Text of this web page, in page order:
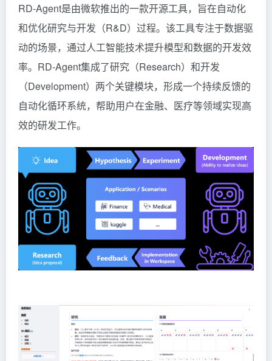
RD-Agent是由微软推出的一款开源工具，旨在自动化
和优化研究与开发（R&D）过程。该工具专注于数据驱
动的场景，通过人工智能技术提升模型和数据的开发效
率。RD-Agent集成了研究（Research）和开发
（Development）两个关键模块，形成一个持续反馈的
自动化循环系统，帮助用户在金融、医疗等领域实现高
效的研发工作。